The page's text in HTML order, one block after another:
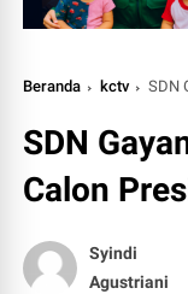
Beranda kctv SDN
SDN
Calon
Syindi
Agustriani